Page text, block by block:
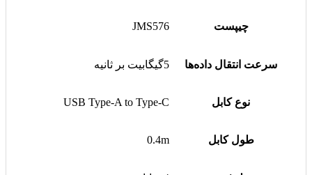
چیپست JMS576
سرعت انتقال داده‌ها 5گیگابیت بر ثانیه
نوع کابل USB Type-A to Type-C
طول کابل 0.4m